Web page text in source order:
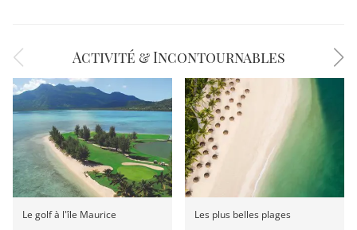
Activité & Incontournables
Le golf à l'île Maurice Les plus belles plages